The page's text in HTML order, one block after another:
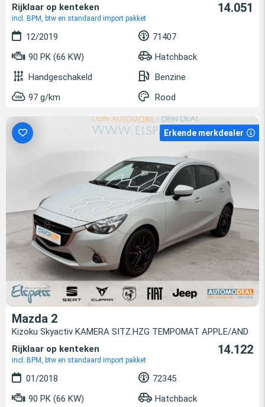
Rijklaar op kenteken
incl. BPM, btw en standaard import pakket
14.051
12/2019
71407
90 PK (66 KW)
Hatchback
Handgeschakeld
Benzine
97 g/km
Rood
Erkende merkdealer
Mazda 2
Kizoku Skyactiv KAMERA SITZ.HZG TEMPOMAT APPLE/AND
Rijklaar op kenteken
incl. BPM, btw en standaard import pakket
14.122
01/2018
72345
90 PK (66 KW)
Hatchback